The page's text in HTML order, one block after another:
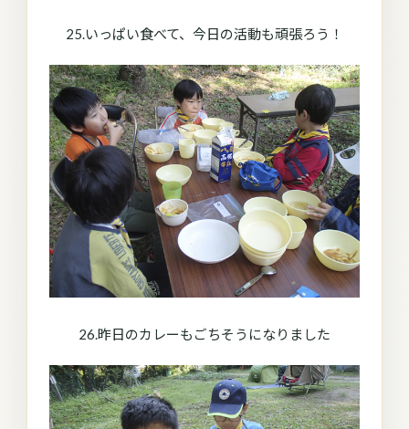
25.いっぱい食べて、今日の活動も頑張ろう！
26.昨日のカレーもごちそうになりました